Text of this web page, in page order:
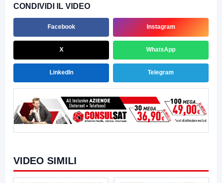
CONDIVIDI IL VIDEO
Facebook Instagram
X WhatsApp
LinkedIn Telegram
VIDEO SIMILI